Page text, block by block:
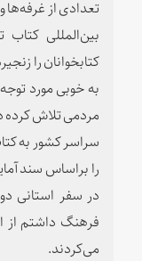
تعدادی از
بین‌المللی کتاب
کتابخوانان را
به خوبی مورد
مردمی تلاش
سراسر کشور به
را براساس سند
در سفر استانی
فرهنگ داشتم از
می‌کردند.